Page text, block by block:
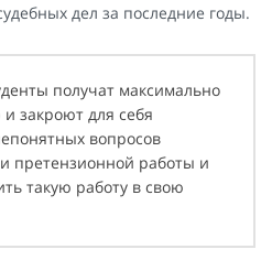
дел за последние годы.
получат максимально
закроют для себя
вопросов
претензионной работы и
такую работу в свою